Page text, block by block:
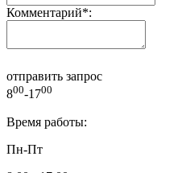
Комментарий*:
отправить запрос
800-1700
Время работы:
Пн-Пт